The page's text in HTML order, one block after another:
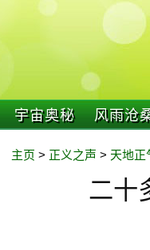
宇宙奥秘 风雨沧
主页 > 正义之声 > 天地正
二十